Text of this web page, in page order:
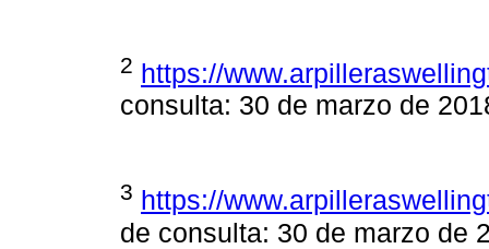
2 https://
consulta: 30 de marzo de
3 https://
de consulta: 30 de marzo de